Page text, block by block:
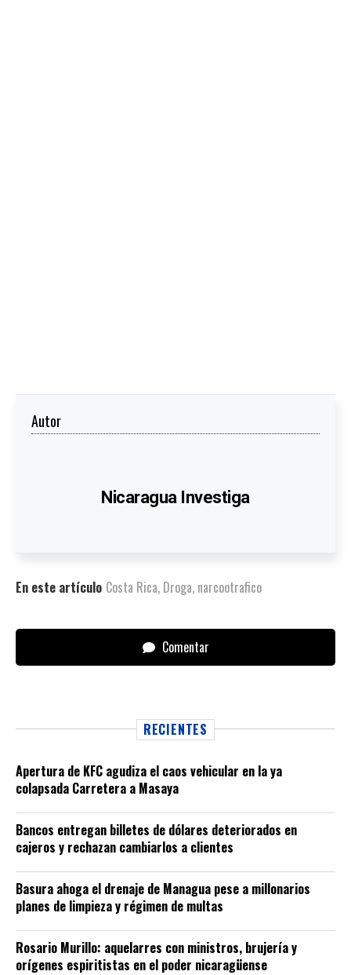
Autor
Nicaragua Investiga
En este artículo Costa Rica, Droga, narcootrafico
Comentar
RECIENTES
Apertura de KFC agudiza el caos vehicular en la ya
colapsada Carretera a Masaya
Bancos entregan billetes de dólares deteriorados en
cajeros y rechazan cambiarlos a clientes
Basura ahoga el drenaje de Managua pese a millonarios
planes de limpieza y régimen de multas
Rosario Murillo: aquelarres con ministros, brujería y
orígenes espiritistas en el poder nicaragüense